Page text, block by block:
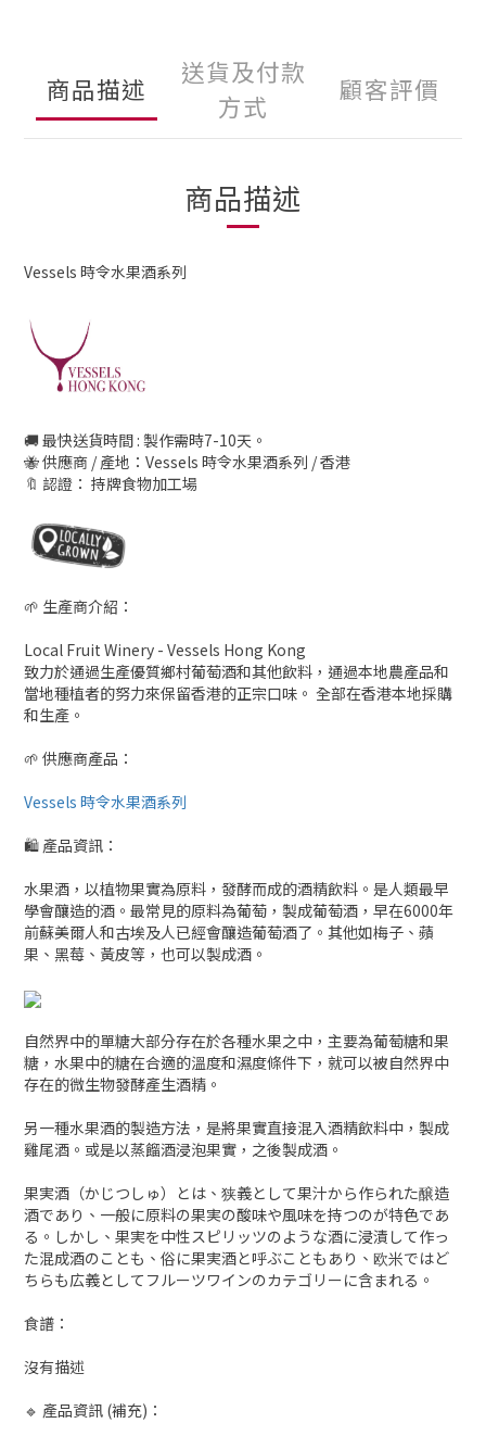
商品描述
送貨及付款
方式
顧客評價
商品描述
Vessels 時令水果酒系列
🚚 最快送貨時間 : 製作需時7-10天。
🐝 供應商 / 產地：Vessels 時令水果酒系列 / 香港
🔖 認證： 持牌食物加工場
🌱 生產商介紹：
Local Fruit Winery - Vessels Hong Kong
致力於通過生產優質鄉村葡萄酒和其他飲料，通過本地農產品和
當地種植者的努力來保留香港的正宗口味。 全部在香港本地採購
和生產。
🌱 供應商產品：
Vessels 時令水果酒系列
🛍 產品資訊：
水果酒，以植物果實為原料，發酵而成的酒精飲料。是人類最早
學會釀造的酒。最常見的原料為葡萄，製成葡萄酒，早在6000年
前蘇美爾人和古埃及人已經會釀造葡萄酒了。其他如梅子、蘋
果、黑莓、黃皮等，也可以製成酒。
自然界中的單糖大部分存在於各種水果之中，主要為葡萄糖和果
糖，水果中的糖在合適的溫度和濕度條件下，就可以被自然界中
存在的微生物發酵產生酒精。
另一種水果酒的製造方法，是將果實直接混入酒精飲料中，製成
雞尾酒。或是以蒸餾酒浸泡果實，之後製成酒。
果実酒（かじつしゅ）とは、狭義として果汁から作られた醸造
酒であり、一般に原料の果実の酸味や風味を持つのが特色であ
る。しかし、果実を中性スピリッツのような酒に浸漬して作っ
た混成酒のことも、俗に果実酒と呼ぶこともあり、欧米ではど
ちらも広義としてフルーツワインのカテゴリーに含まれる。
食譜：
沒有描述
🔹 產品資訊 (補充)：